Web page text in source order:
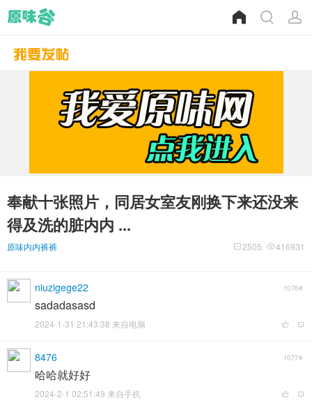
奉献十张照片，同居女室友刚换下来还没来
得及洗的脏内内 ...
原味内内裤裤 416931
2505
niuzigege22 1076#
sadadasasd
2024-1-31 21:43:38 来自电脑
8476 1077#
哈哈就好好
2024-2-1 02:51:49 来自手机